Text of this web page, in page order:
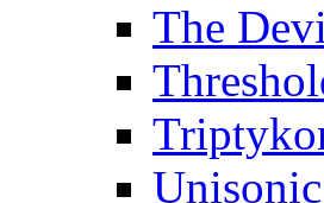
The
Unisonic